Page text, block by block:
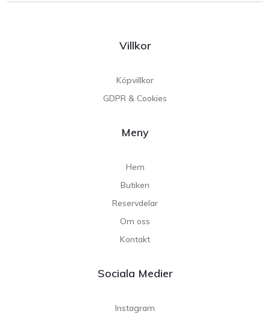
Villkor
Köpvillkor
GDPR & Cookies
Meny
Hem
Butiken
Reservdelar
Om oss
Kontakt
Sociala Medier
Instagram